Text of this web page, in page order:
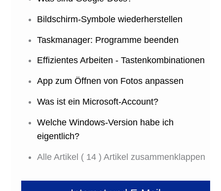
Bildschirm-Symbole wiederherstellen
Taskmanager: Programme beenden
Effizientes Arbeiten - Tastenkombinationen
App zum Öffnen von Fotos anpassen
Was ist ein Microsoft-Account?
Welche Windows-Version habe ich
eigentlich?
Alle Artikel ( 14 ) Artikel zusammenklappen